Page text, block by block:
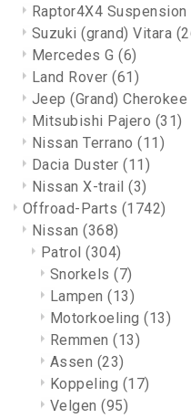
Raptor4X4 Suspension
Suzuki (grand) Vitara
Mercedes G(6)
Land Rover(61)
Jeep (Grand) Cherokee
Mitsubishi Pajero (31)
Nissan Terrano(11)
Dacia Duster(11)
Nissan X-trail(3)
Offroad-Parts (1742)
Nissan(368)
Patrol(304)
Snorkels(7)
Lampen(13)
Motorkoeling(13)
Remmen(13)
Assen (23)
Koppeling (17)
Velgen(95)